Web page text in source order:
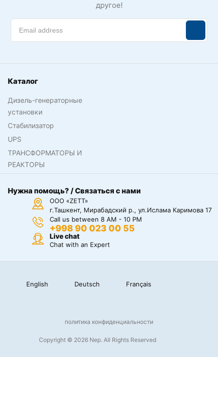
другое!
Каталог
Дизель-генераторные
установки
Стабилизатор
UPS
ТРАНСФОРМАТОРЫ И
РЕАКТОРЫ
Нужна помощь? / Связаться с нами
ООО «ZETT»
г.Ташкент, Мирабадский р., ул.Ислама Каримова 17
Call us between 8 AM - 10 PM
+998 90 023 00 55
Live chat
Chat with an Expert
English Deutsch Français
Copyright © 2026 Nep. All Rights Reserved
политика конфиденциальности